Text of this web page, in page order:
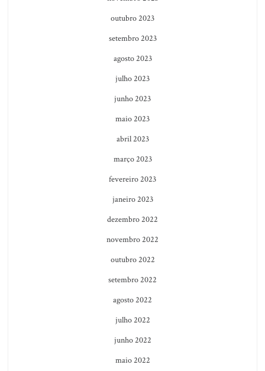
outubro 2023
setembro 2023
agosto 2023
julho 2023
junho 2023
maio 2023
abril 2023
março 2023
fevereiro 2023
janeiro 2023
dezembro 2022
novembro 2022
outubro 2022
setembro 2022
agosto 2022
julho 2022
junho 2022
maio 2022